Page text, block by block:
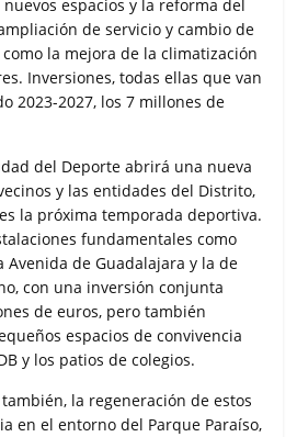
espacios y la reforma del
de servicio y cambio de
como la mejora de la climatización
Inversiones, todas ellas que van
2023-2027, los 7 millones de
del Deporte abrirá una nueva
y las entidades del Distrito,
la próxima temporada deportiva.
fundamentales como
Avenida de Guadalajara y la de
con una inversión conjunta
de euros, pero también
espacios de convivencia
y los patios de colegios.
la regeneración de estos
en el entorno del Parque Paraíso,